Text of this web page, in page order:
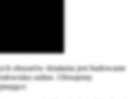
obszarów działania jest budowanie
online. Oferujemy